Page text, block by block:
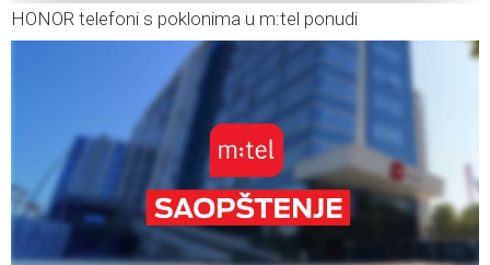
HONOR telefoni s poklonima u m:tel ponudi